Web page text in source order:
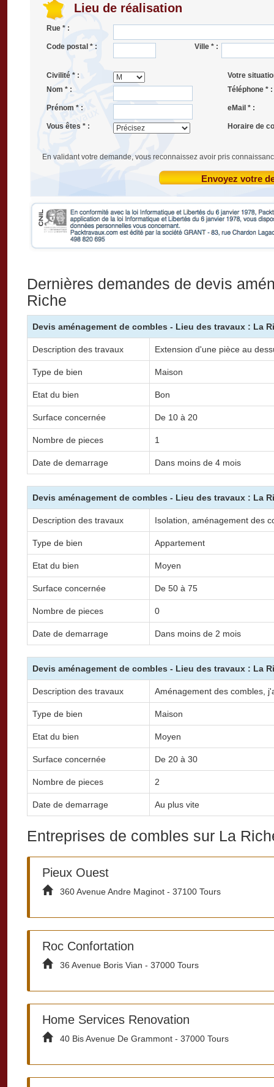
Lieu de réalisation
Rue * :
Code postal * : Ville * :
Civilité * :
Votre
Nom * :
Téléphone * :
Prénom * : eMail * :
Vous êtes * : Horaire de
En validant votre demande, vous reconnaissez avoir pris
Envoyez votre
Dernières demandes de devis
Riche
Devis aménagement de combles - Lieu des travaux : La
Description des travaux Extension d'une pièce au
Type de bien Maison
Etat du bien Bon
Surface concernée De 10 à 20
Nombre de pieces 1
Date de demarrage Dans moins de 4 mois
Devis aménagement de combles - Lieu des travaux : La
Description des travaux Isolation, aménagement des
Type de bien Appartement
Etat du bien Moyen
Surface concernée De 50 à 75
Nombre de pieces 0
Date de demarrage Dans moins de 2 mois
Devis aménagement de combles - Lieu des travaux : La
Description des travaux Aménagement des combles,
Type de bien Maison
Etat du bien Moyen
Surface concernée De 20 à 30
Nombre de pieces 2
Date de demarrage Au plus vite
Entreprises de combles sur La
Pieux Ouest
360 Avenue Andre Maginot - 37100 Tours
Roc Confortation
36 Avenue Boris Vian - 37000 Tours
Home Services Renovation
40 Bis Avenue De Grammont - 37000 Tours